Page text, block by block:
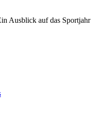
Ausblick auf das Sportjahr